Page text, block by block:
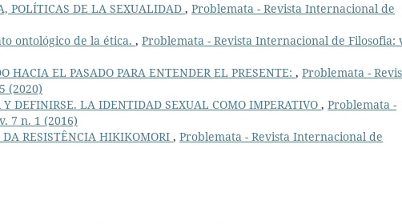
POLÍTICAS DE LA SEXUALIDAD , Problemata - Revista Internacional de
ontológico de la ética. , Problemata - Revista Internacional de Filosofia:
HACIA EL PASADO PARA ENTENDER EL PRESENTE: , Problemata -
(2020)
Y DEFINIRSE. LA IDENTIDAD SEXUAL COMO IMPERATIVO , Problemata -
7 n. 1 (2016)
RESISTÊNCIA HIKIKOMORI , Problemata - Revista Internacional de